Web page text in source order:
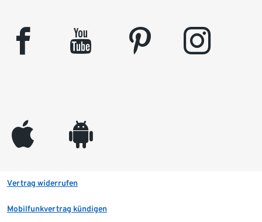
facebook youtube pinterest instagram
appleinc android
Vertrag widerrufen
Mobilfunkvertrag kündigen